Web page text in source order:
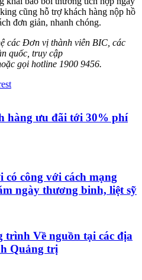
cũng hỗ trợ khách hàng nộp hồ
đơn giản, nhanh chóng.
các Đơn vị thành viên BIC, các
quốc, truy cập
gọi hotline 1900 9456.
hàng ưu đãi tới 30% phí
công với cách mạng
ngày thương binh, liệt sỹ
trình Về nguồn tại các địa
Quảng trị